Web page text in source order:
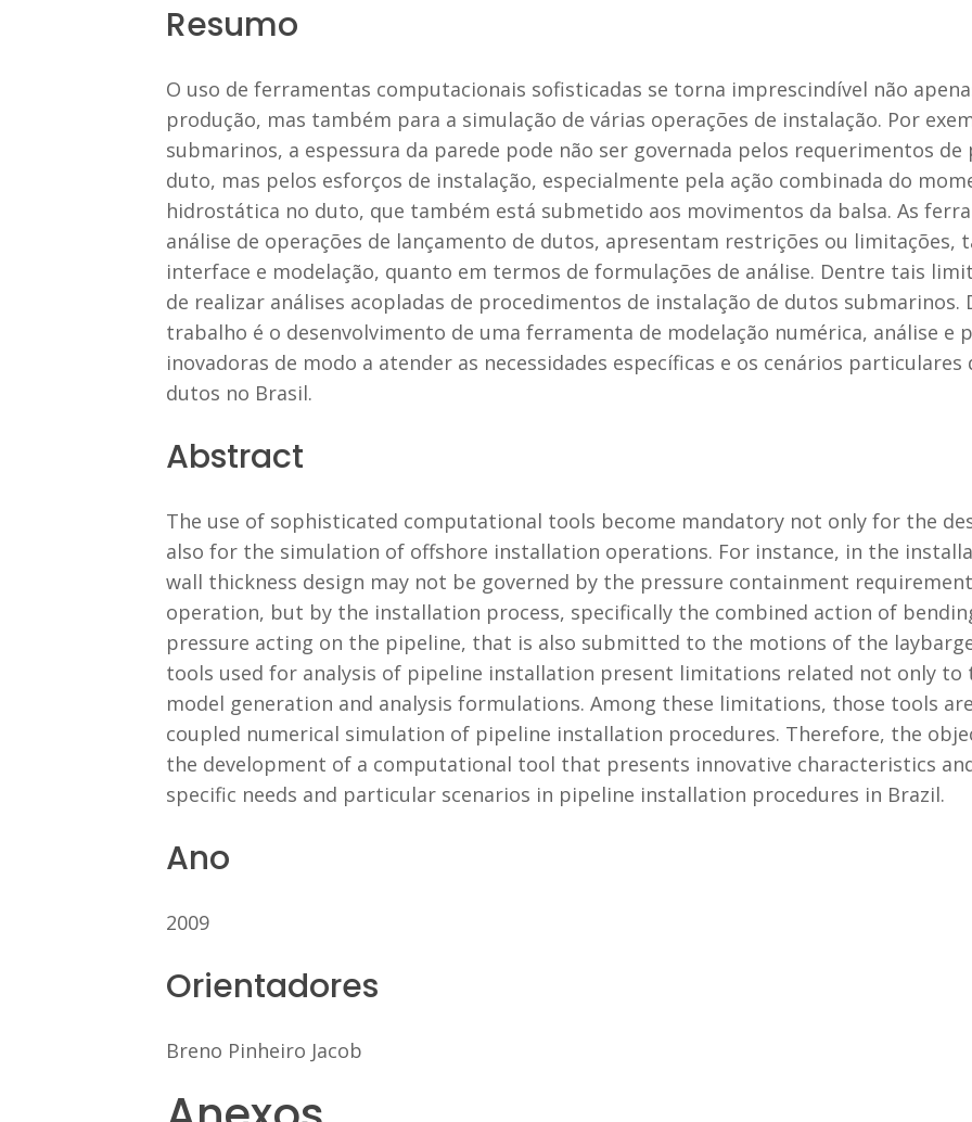
Resumo
O uso de ferramentas computacionais sofisticadas se torna imprescindível não
produção, mas também para a simulação de várias operações de instalação. Por
submarinos, a espessura da parede pode não ser governada pelos requerimentos
duto, mas pelos esforços de instalação, especialmente pela ação combinada do
hidrostática no duto, que também está submetido aos movimentos da balsa. As
análise de operações de lançamento de dutos, apresentam restrições ou limitações,
interface e modelação, quanto em termos de formulações de análise. Dentre tais
de realizar análises acopladas de procedimentos de instalação de dutos submarinos.
trabalho é o desenvolvimento de uma ferramenta de modelação numérica, análise e
inovadoras de modo a atender as necessidades específicas e os cenários
dutos no Brasil.
Abstract
The use of sophisticated computational tools become mandatory not only for the
also for the simulation of offshore installation operations. For instance, in the
wall thickness design may not be governed by the pressure containment
operation, but by the installation process, specifically the combined action of
pressure acting on the pipeline, that is also submitted to the motions of the
tools used for analysis of pipeline installation present limitations related not only
model generation and analysis formulations. Among these limitations, those tools
coupled numerical simulation of pipeline installation procedures. Therefore, the
the development of a computational tool that presents innovative characteristics
specific needs and particular scenarios in pipeline installation procedures in Brazil.
Ano
2009
Orientadores
Breno Pinheiro Jacob